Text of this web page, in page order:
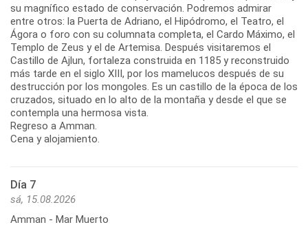
su magnífico estado de conservación. Podremos admirar
entre otros: la Puerta de Adriano, el Hipódromo, el Teatro, el
Ágora o foro con su columnata completa, el Cardo Máximo, el
Templo de Zeus y el de Artemisa. Después visitaremos el
Castillo de Ajlun, fortaleza construida en 1185 y reconstruido
más tarde en el siglo XIII, por los mamelucos después de su
destrucción por los mongoles. Es un castillo de la época de los
cruzados, situado en lo alto de la montaña y desde el que se
contempla una hermosa vista.
Regreso a Amman.
Cena y alojamiento.
Día 7
sá, 15.08.2026
Amman - Mar Muerto